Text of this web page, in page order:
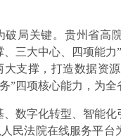
破局关键。贵州省高
三大中心、四项能
支撑，打造数据资
”四项核心能力，为全
数字化转型、智能
民法院在线服务平台